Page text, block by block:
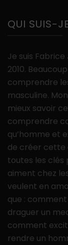
QUI SUIS-
Je suis
2010.
comprendre
masculine.
mieux savoir
comprendre
qu’homme et
de créer cette
toutes les clés
aiment chez
veulent en
que :
draguer un
comment
rendre un